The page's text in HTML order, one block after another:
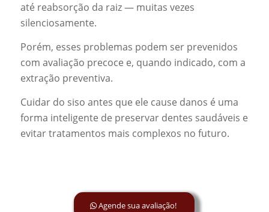
até reabsorção da raiz — muitas vezes
silenciosamente.
Porém, esses problemas podem ser prevenidos
com avaliação precoce e, quando indicado, com a
extração preventiva.
Cuidar do siso antes que ele cause danos é uma
forma inteligente de preservar dentes saudáveis e
evitar tratamentos mais complexos no futuro.
Agende sua avaliação!